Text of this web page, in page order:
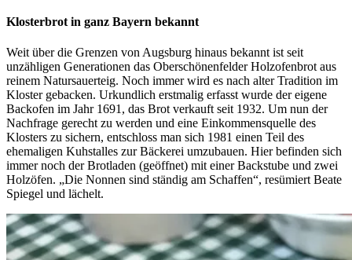
Klosterbrot in ganz Bayern bekannt
Weit über die Grenzen von Augsburg hinaus bekannt ist seit
unzähligen Generationen das Oberschönenfelder Holzofenbrot aus
reinem Natursauerteig. Noch immer wird es nach alter Tradition im
Kloster gebacken. Urkundlich erstmalig erfasst wurde der eigene
Backofen im Jahr 1691, das Brot verkauft seit 1932. Um nun der
Nachfrage gerecht zu werden und eine Einkommensquelle des
Klosters zu sichern, entschloss man sich 1981 einen Teil des
ehemaligen Kuhstalles zur Bäckerei umzubauen. Hier befinden sich
immer noch der Brotladen (geöffnet) mit einer Backstube und zwei
Holzöfen. „Die Nonnen sind ständig am Schaffen“, resümiert Beate
Spiegel und lächelt.